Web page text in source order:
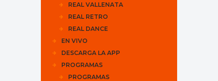
REAL VALLENATA
REAL RETRO
REAL DANCE
EN VIVO
DESCARGA LA APP
PROGRAMAS
PROGRAMAS